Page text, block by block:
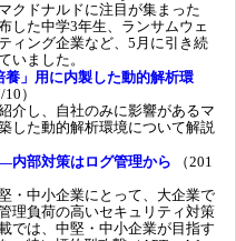
クドナルドに注目が集まった
した中学3年生、ランサムウェ
ィング企業など、5月に引き続
いました。
」用に内製した動的解析環
）
介し、自社のみに影響があるマ
した動的解析環境について解説
部対策はログ管理から （201
・中小企業にとって、大企業で
理負荷の高いセキュリティ対策
では、中堅・中小企業が目指す